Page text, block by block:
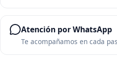
Atención por WhatsApp
Te acompañamos en cada